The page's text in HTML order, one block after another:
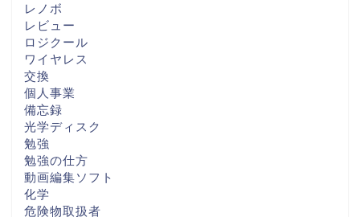
レノボ
レビュー
ロジクール
ワイヤレス
交換
個人事業
備忘録
光学ディスク
勉強
勉強の仕方
動画編集ソフト
化学
危険物取扱者